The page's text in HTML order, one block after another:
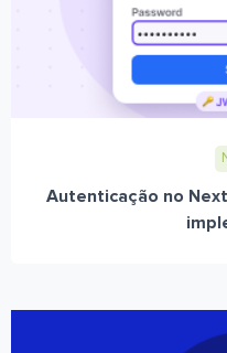
Autenticação no